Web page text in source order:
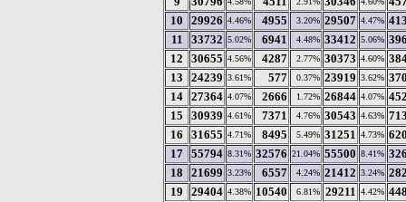
10
29926 4.46% 4955 3.20% 29507 4.47%
11
33732 5.02% 6941 4.48% 33412 5.06%
12
30655 4.56% 4287 2.77% 30373 4.60%
13
24239 3.61% 577 0.37% 23919 3.62%
14 27364 4.07% 2666 1.72% 26844 4.07%
15
30939 4.61% 7371 4.76% 30543 4.63%
16
31655 4.71% 8495 5.49% 31251 4.73%
17 55794 8.31% 32576 21.04% 55500 8.41%
18
21699 3.23% 6557 4.24% 21412 3.24%
19
29404 4.38% 10540 6.81% 29211 4.42%